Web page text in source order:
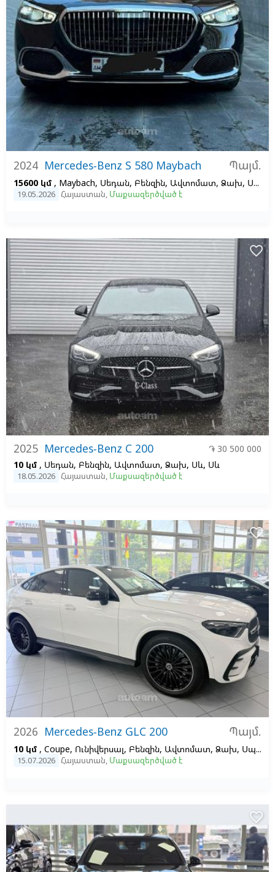
2024 Mercedes-Benz S 580 Maybach Պայմ.
15600 կմ , Maybach, Սեդան, Բենզին, Ավտոմատ, Ձախ, Սև,
19.05.2026 Հայաստան, Մաքսազերծված է
2025 Mercedes-Benz C 200
֏ 30 500 000
10 կմ , Սեդան, Բենզին, Ավտոմատ, Ձախ, Սև, Սև
18.05.2026 Հայաստան, Մաքսազերծված է
favorite_border
2026 Mercedes-Benz GLC 200 Պայմ.
10 կմ , Coupe, Ունիվերսալ, Բենզին, Ավտոմատ, Ձախ, Սպիտակ
15.07.2026 Հայաստան, Մաքսազերծված է
favorite_border
favorite_border